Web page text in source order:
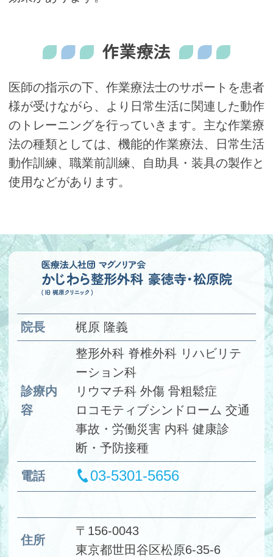
作業療法
医師の指示の下、作業療法士のサポートを患者
様が受けながら、より日常生活に関連した動作
のトレーニングを行っていきます。主な作業療
法の種類としては、機能的作業療法、日常生活
動作訓練、職業前訓練、自助具・装具の製作と
使用などがあります。
院長 梶原 隆義
診療内
容
整形外科 脊椎外科 リハビリテ
ーション科
リウマチ科 外傷 骨粗鬆症
ロコモティブシンドローム 交通
事故・労働災害 内科 健康診
断・予防接種
電話 03-5301-5656
住所
〒156-0043
東京都世田谷区松原6-35-6